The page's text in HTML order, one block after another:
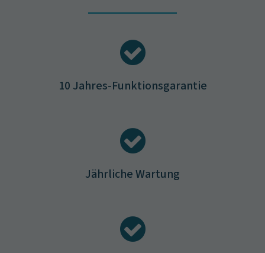
10 Jahres-Funktionsgarantie
Jährliche Wartung